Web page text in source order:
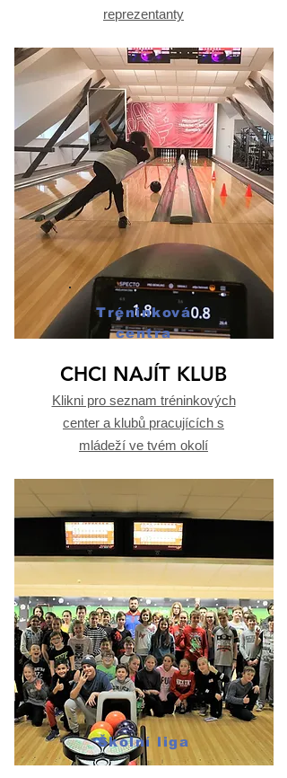
reprezentanty
Tréninková
centra
CHCI NAJÍT KLUB
Klikni pro seznam tréninkových
center a klubů pracujících s
mládeží ve tvém okolí
Školní liga